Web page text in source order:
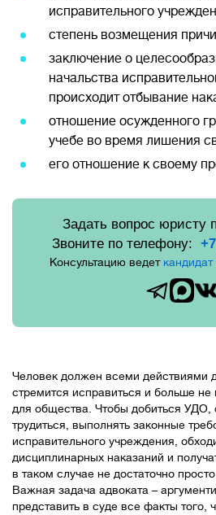
исправительного
степень возмещения
заключение о
начальства
происходит отбывание
отношение осужденного
учебе во время лишения
его отношение к своему
Задать вопрос юристу
Звоните по телефону:
Консультацию ведет
Человек должен всеми действиями
стремится исправиться и больше не
для общества. Чтобы добиться УДО,
трудиться, выполнять законные
исправительного учреждения,
дисциплинарных наказаний и
в таком случае не достаточно
Важная задача адвоката –
представить в суде все факты того,